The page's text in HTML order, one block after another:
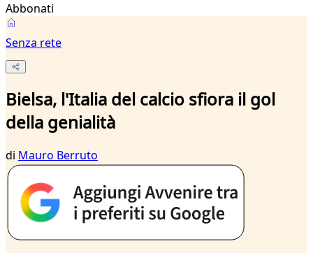
Abbonati
Senza rete
Bielsa, l'Italia del calcio sfiora il gol
della genialità
di Mauro Berruto